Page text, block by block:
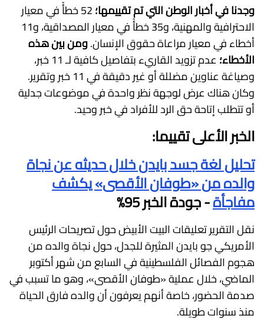
وجدنا في أخبار الوطن التي تم تقييمها؛
52 خطأً في معيار
الاحترافية والمهنية، و35 خطأً في معيار المصداقية، و11
أخطاء في معيار مراعاة حقوق الإنسان.ومن بين هذه
الأخطاء؛
عدم تزويد القاريء بتفاصيل كافية لـ 11 خبر،
وصياغة عناوين مضللة أو غير دقيقة في 11 خبر وتقرير.
وكان هناك عرض لوجهة نظر واحدة في موضوعات جدلية
أو تتطلب إتاحة حق الرد للأفراد في خبر وحيد.
الخبر الأعلى تقييما:
تحليل لغة جسد بايدن خلال حديثه عن نجاة
والده من «طوفان الأقصى» يكشف
مفاجأة- جودة الخبر 95%
نقل التقرير تعليقات البيت الأبيض حول تصريحات الرئيس
الأمريكي جو بايدن المثيرة للجدل، حول نجاة والده من
هجوم الفصائل الفلسطينية في السابع من شهر أكتوبر
الماضي، خلال عملية «طوفان الأقصى»، وهو ما تسبب في
صدمة الحضور، خاصة أنهم يعرفون أن والده فارق الحياة
منذ سنوات طويلة.